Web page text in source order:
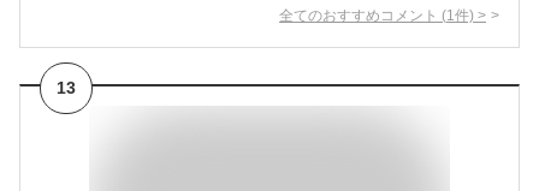
全てのおすすめコメント (1 件) >
13